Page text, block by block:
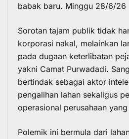
babak baru. Minggu 28/6/26
Sorotan tajam publik tidak
korporasi nakal, melainkan
pada dugaan keterlibatan
yakni Camat Purwadadi.
bertindak sebagai aktor
pengalihan lahan sekaligus
operasional perusahaan
Polemik ini bermula dari